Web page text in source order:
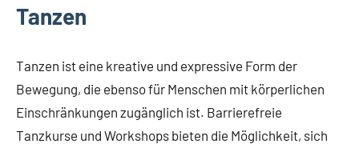
Tanzen
Tanzen ist eine kreative und expressive Form der
Bewegung, die ebenso für Menschen mit körperlichen
Einschränkungen zugänglich ist. Barrierefreie
Tanzkurse und Workshops bieten die Möglichkeit, sich